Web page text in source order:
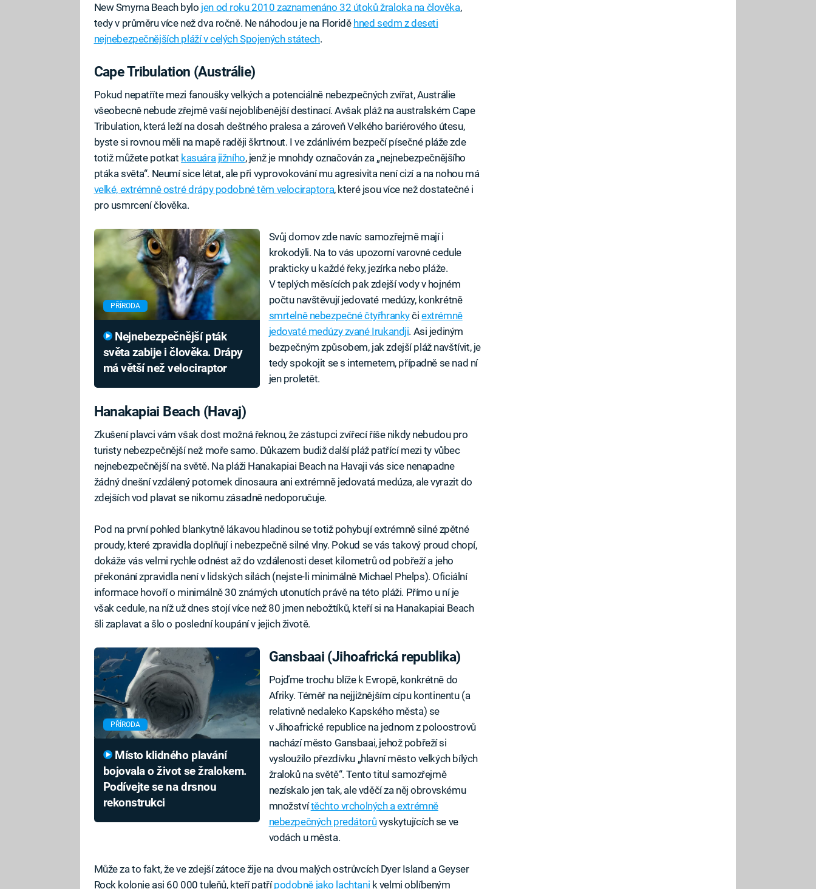
New Smyrna Beach bylo jen od roku 2010 zaznamenáno 32 útoků žraloka na člověka,
tedy v průměru více než dva ročně. Ne náhodou je na Floridě hned sedm z deseti
nejnebezpečnějších pláží v celých Spojených státech.
Cape Tribulation (Austrálie)
Pokud nepatříte mezi fanoušky velkých a potenciálně nebezpečných zvířat, Austrálie
všeobecně nebude zřejmě vaší nejoblíbenější destinací. Avšak pláž na australském Cape
Tribulation, která leží na dosah deštného pralesa a zároveň Velkého bariérového útesu,
byste si rovnou měli na mapě raději škrtnout. I ve zdánlivém bezpečí písečné pláže zde
totiž můžete potkat kasuára jižního, jenž je mnohdy označován za „nejnebezpečnějšího
ptáka světa“. Neumí sice létat, ale při vyprovokování mu agresivita není cizí a na nohou má
velké, extrémně ostré drápy podobné těm velociraptora, které jsou více než dostatečné i
pro usmrcení člověka.
PŘÍRODA
Nejnebezpečnější pták
světa zabije i člověka. Drápy
má větší než velociraptor
Svůj domov zde navíc samozřejmě mají i
krokodýli. Na to vás upozorní varovné cedule
prakticky u každé řeky, jezírka nebo pláže.
V teplých měsících pak zdejší vody v hojném
počtu navštěvují jedovaté medúzy, konkrétně
smrtelně nebezpečné čtyřhrankyčiextrémně
jedovaté medúzy zvané Irukandji. Asi jediným
bezpečným způsobem, jak zdejší pláž navštívit, je
tedy spokojit se s internetem, případně se nad ní
jen proletět.
Hanakapiai Beach (Havaj)
Zkušení plavci vám však dost možná řeknou, že zástupci zvířecí říše nikdy nebudou pro
turisty nebezpečnější než moře samo. Důkazem budiž další pláž patřící mezi ty vůbec
nejnebezpečnější na světě. Na pláži Hanakapiai Beach na Havaji vás sice nenapadne
žádný dnešní vzdálený potomek dinosaura ani extrémně jedovatá medúza, ale vyrazit do
zdejších vod plavat se nikomu zásadně nedoporučuje.
Pod na první pohled blankytně lákavou hladinou se totiž pohybují extrémně silné zpětné
proudy, které zpravidla doplňují i nebezpečně silné vlny. Pokud se vás takový proud chopí,
dokáže vás velmi rychle odnést až do vzdálenosti deset kilometrů od pobřeží a jeho
překonání zpravidla není v lidských silách (nejste-li minimálně Michael Phelps). Oficiální
informace hovoří o minimálně 30 známých utonutích právě na této pláži. Přímo u ní je
však cedule, na níž už dnes stojí více než 80 jmen nebožtíků, kteří si na Hanakapiai Beach
šli zaplavat a šlo o poslední koupání v jejich životě.
PŘÍRODA
Místo klidného plavání
bojovala o život se žralokem.
Podívejte se na drsnou
rekonstrukci
Gansbaai (Jihoafrická republika)
Pojďme trochu blíže k Evropě, konkrétně do
Afriky. Téměř na nejjižnějším cípu kontinentu (a
relativně nedaleko Kapského města) se
v Jihoafrické republice na jednom z poloostrovů
nachází město Gansbaai, jehož pobřeží si
vysloužilo přezdívku „hlavní město velkých bílých
žraloků na světě“. Tento titul samozřejmě
nezískalo jen tak, ale vděčí za něj obrovskému
množstvítěchto vrcholných a extrémně
nebezpečných predátorůvyskytujících se ve
vodách u města.
Může za to fakt, že ve zdejší zátoce žije na dvou malých ostrůvcích Dyer Island a Geyser
Rock kolonie asi 60 000 tuleňů, kteří patřípodobně jako lachtani k velmi oblíbeným